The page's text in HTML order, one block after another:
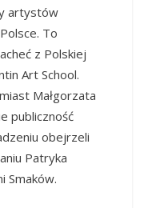
artystów
To
z Polskiej
Art School.
Małgorzata
publiczność
obejrzeli
Patryka
Smaków.